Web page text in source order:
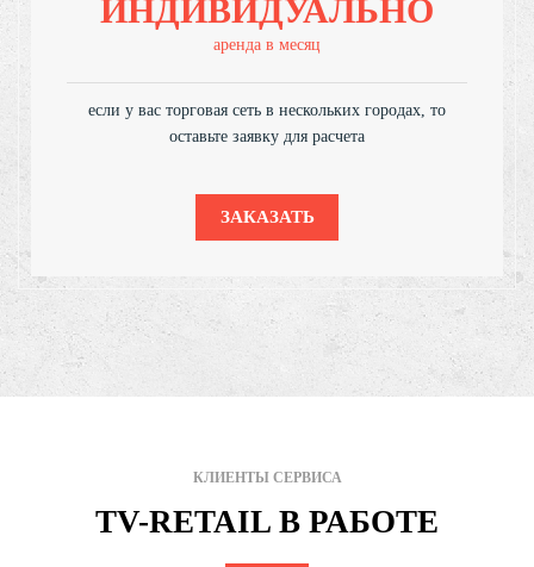
ИНДИВИДУАЛЬНО
аренда в месяц
если у вас торговая сеть в нескольких городах, то
оставьте заявку для расчета
ЗАКАЗАТЬ
КЛИЕНТЫ СЕРВИСА
TV-RETAIL В РАБОТЕ